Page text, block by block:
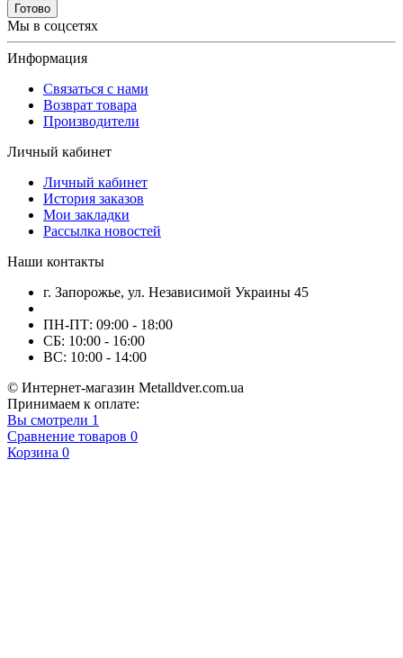
Готово
Мы в соцсетях
Информация
Связаться с нами
Возврат товара
Производители
Личный кабинет
Личный кабинет
История заказов
Мои закладки
Рассылка новостей
Наши контакты
г. Запорожье, ул. Независимой Украины 45
ПН-ПТ: 09:00 - 18:00
СБ: 10:00 - 16:00
ВС: 10:00 - 14:00
© Интернет-магазин Metalldver.com.ua
Принимаем к оплате:
Вы смотрели 1
Сравнение товаров 0
Корзина 0